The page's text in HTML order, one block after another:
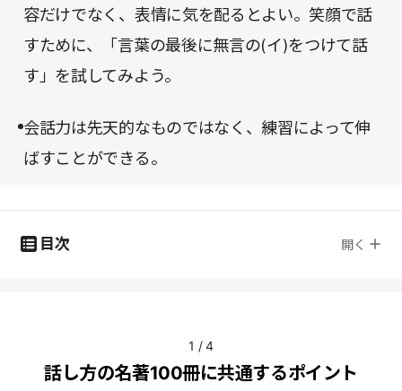
容だけでなく、表情に気を配るとよい。笑顔で話
すために、「言葉の最後に無言の(イ)をつけて話
す」を試してみよう。
会話力は先天的なものではなく、練習によって伸
ばすことができる。
目次 開く
1 /4
話し方の名著100冊に共通するポイント